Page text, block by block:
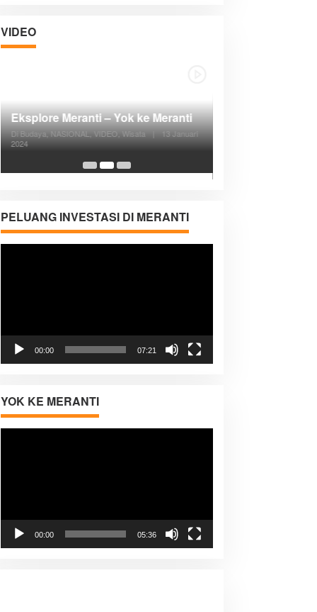
VIDEO
05:08
Posyandu Melayani Semua Siklus
Hidup
Di ADVERTORIAL, Kesehatan, VIDEO |
27
Desember 2023
PELUANG INVESTASI DI MERANTI
Pemutar
00:00 07:21
YOK KE MERANTI
Pemutar
00:00 05:36